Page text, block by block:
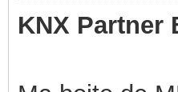
KNX Partner